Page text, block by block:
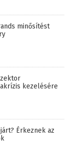
minősítést
kezelésére
Érkeznek az